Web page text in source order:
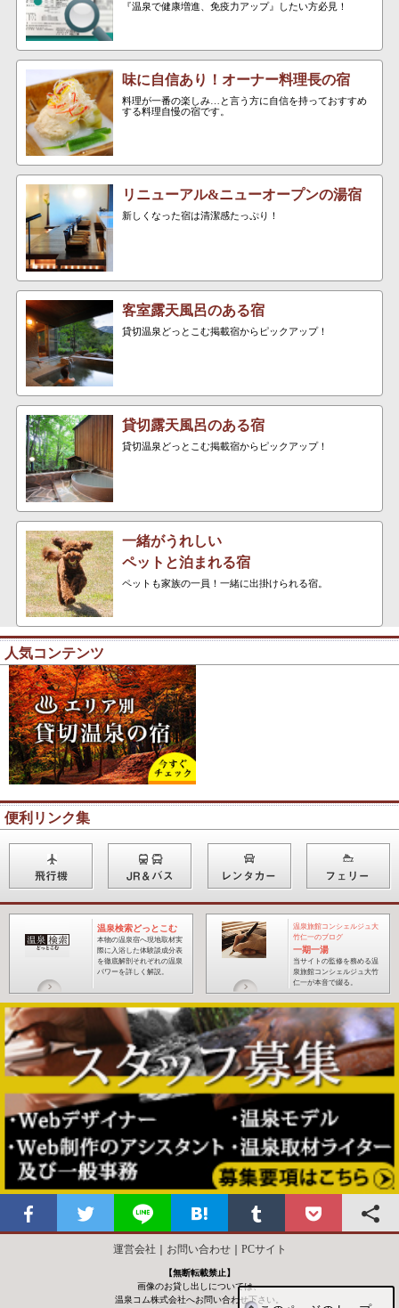
『温泉で健康増進、免疫力アップ』したい方必見！
味に自信あり！オーナー料理長の宿
料理が一番の楽しみ…と言う方に自信を持っておすすめ
する料理自慢の宿です。
リニューアル&ニューオープンの湯宿
新しくなった宿は清潔感たっぷり！
客室露天風呂のある宿
貸切温泉どっとこむ掲載宿からピックアップ！
貸切露天風呂のある宿
貸切温泉どっとこむ掲載宿からピックアップ！
一緒がうれしい
ペットと泊まれる宿
ペットも家族の一員！一緒に出掛けられる宿。
人気コンテンツ
便利リンク集
温泉検索どっとこむ
本物の温泉宿へ現地取材実
際に入浴した体験談成分表
を徹底解剖それぞれの温泉
パワーを詳しく解説。
温泉旅館コンシェルジュ大
竹仁一のブログ
一期一湯
当サイトの監修を務める温
泉旅館コンシェルジュ大竹
仁一が本音で綴る 。
運営会社 お問い合わせ｜ PCサイト
【無断転載禁止】
画像のお貸し出しについては、
温泉コム株式会社へお問い合わせ下さい。